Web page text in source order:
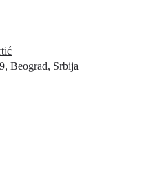
Beograd, Srbija